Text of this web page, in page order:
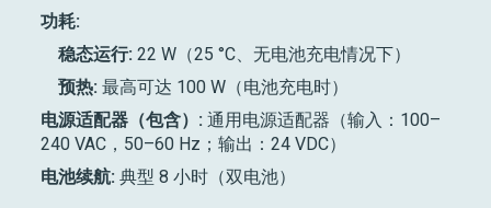
功耗:
稳态运行: 22 W（25 °C、无电池充电情况下）
预热: 最高可达 100 W（电池充电时）
电源适配器（包含）: 通用电源适配器（输入：100–
240 VAC，50–60 Hz；输出：24 VDC）
电池续航: 典型 8 小时（双电池）